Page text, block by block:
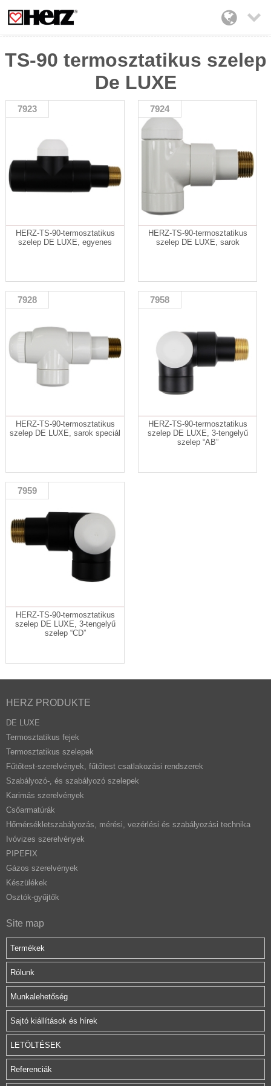

TS-90 termosztatikus szelep
De LUXE
7923
HERZ-TS-90-termosztatikus
szelep DE LUXE, egyenes
7924
HERZ-TS-90-termosztatikus
szelep DE LUXE, sarok
7928
HERZ-TS-90-termosztatikus
szelep DE LUXE, sarok speciál
7958
HERZ-TS-90-termosztatikus
szelep DE LUXE, 3-tengelyű
szelep “AB”
7959
HERZ-TS-90-termosztatikus
szelep DE LUXE, 3-tengelyű
szelep “CD”
HERZ PRODUKTE
DE LUXE
Termosztatikus fejek
Termosztatikus szelepek
Fűtőtest-szerelvények, fűtőtest csatlakozási rendszerek
Szabályozó-, és szabályozó szelepek
Karimás szerelvények
Csőarmatúrák
Hőmérsékletszabályozás, mérési, vezérlési és szabályozási technika
Ivóvizes szerelvények
PIPEFIX
Gázos szerelvények
Készülékek
Osztók-gyűjtők
Site map
Termékek
Rólunk
Munkalehetőség
Sajtó kiállítások és hírek
LETÖLTÉSEK
Referenciák